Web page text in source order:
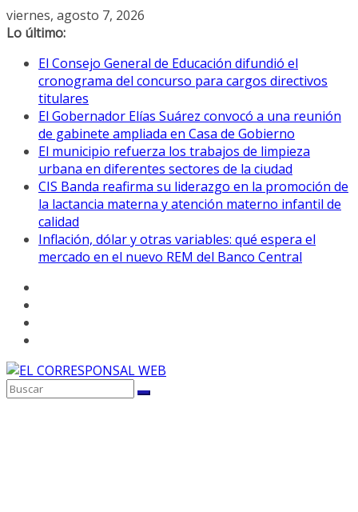
Saltar
al
viernes, agosto 7, 2026
Lo último:
El Consejo General de Educación difundió el
cronograma del concurso para cargos directivos
titulares
El Gobernador Elías Suárez convocó a una reunión
de gabinete ampliada en Casa de Gobierno
El municipio refuerza los trabajos de limpieza
urbana en diferentes sectores de la ciudad
CIS Banda reafirma su liderazgo en la promoción de
la lactancia materna y atención materno infantil de
calidad
Inflación, dólar y otras variables: qué espera el
mercado en el nuevo REM del Banco Central